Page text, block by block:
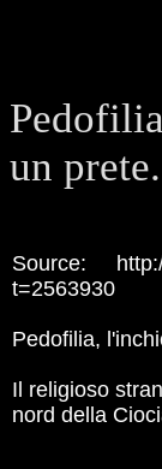
un prete.
Source: http://
t=2563930
Pedofilia,
Il religioso
nord della